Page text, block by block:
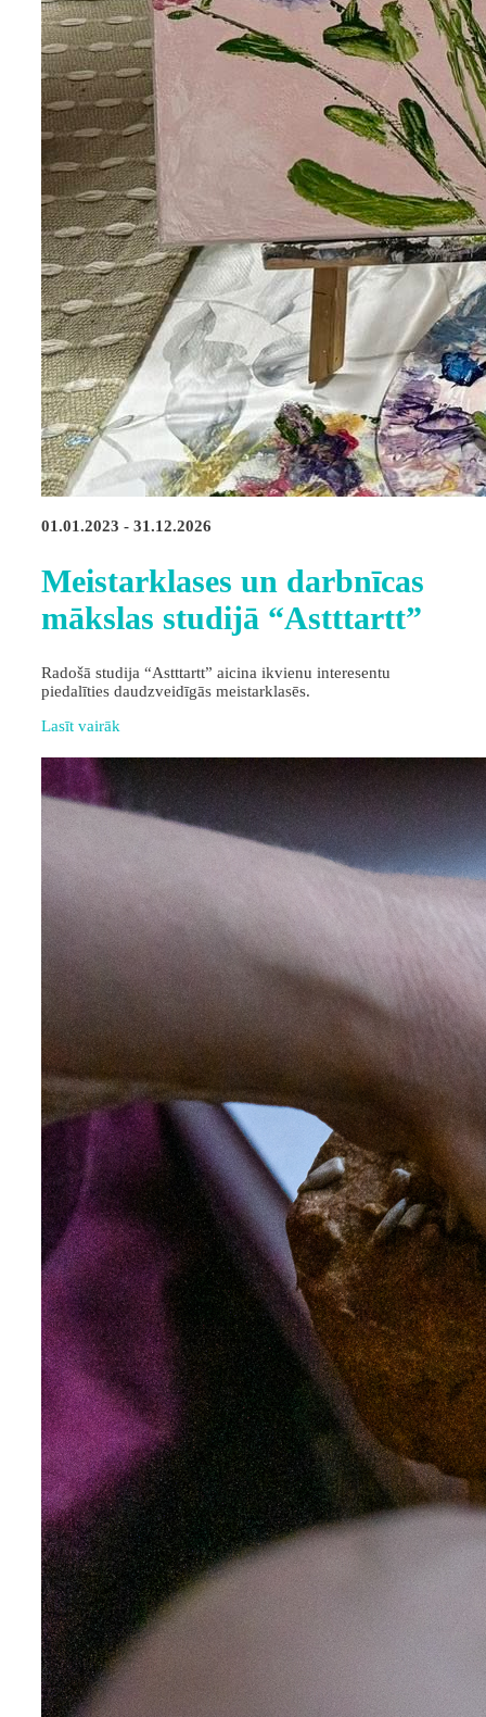
01.01.2023 - 31.12.2026
Meistarklases un darbnīcas
mākslas studijā “Astttartt”
Radošā studija “Astttartt” aicina ikvienu interesentu
piedalīties daudzveidīgās meistarklasēs.
Lasīt vairāk